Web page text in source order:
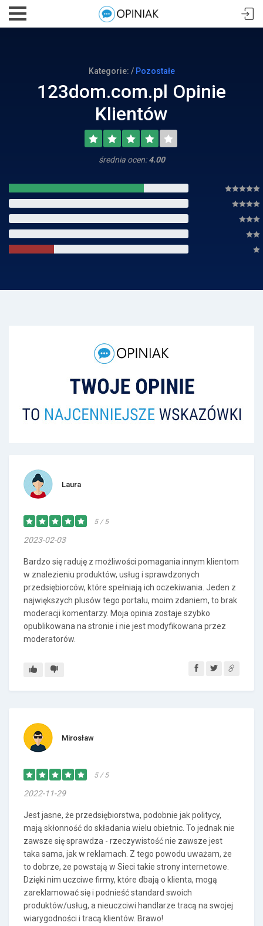
Kategorie: / Pozostałe
123dom.com.pl Opinie
Klientów
średnia ocen:4.00
Laura
5 / 5
2023-02-03
Bardzo się raduję z możliwości pomagania innym klientom
w znalezieniu produktów, usług i sprawdzonych
przedsiębiorców, które spełniają ich oczekiwania. Jeden z
największych plusów tego portalu, moim zdaniem, to brak
moderacji komentarzy. Moja opinia zostaje szybko
opublikowana na stronie i nie jest modyfikowana przez
moderatorów.
Mirosław
5 / 5
2022-11-29
Jest jasne, że przedsiębiorstwa, podobnie jak politycy,
mają skłonność do składania wielu obietnic. To jednak nie
zawsze się sprawdza - rzeczywistość nie zawsze jest
taka sama, jak w reklamach. Z tego powodu uważam, że
to dobrze, że powstają w Sieci takie strony internetowe.
Dzięki nim uczciwe firmy, które dbają o klienta, mogą
zareklamować się i podnieść standard swoich
produktów/usług, a nieuczciwi handlarze tracą na swojej
wiarygodności i tracą klientów. Brawo!